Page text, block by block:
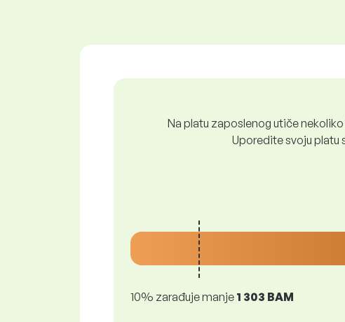
Na platu zaposlenog utiče
Uporedite svoju platu
10% zarađuje manje 1 303 BAM